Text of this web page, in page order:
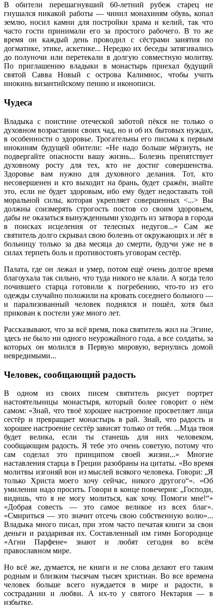
В обители перешагнувший 60-летний рубеж старец не
гнушался никакой работы — чинил монахиням обувь, копал
землю, носил камни для постройки храма и келий, так что
часто гости принимали его за простого рабочего. В то же
время он каждый день проводил с сёстрами занятия по
догматике, этике, аскетике... Нередко их беседы затягивались
до полуночи или перетекали в долгую совместную молитву.
По приглашению владыки в монастырь приехал будущий
святой Савва Новый с острова Калимнос, чтобы учить
инокинь византийскому пению и иконописи.
Чудеса
Владыка с поистине отеческой заботой пёкся не только о
духовном возрастании своих чад, но и об их бытовых нуждах,
в особенности о здоровье. Трогательны его письма к первым
инокиням будущей обители: «Не надо больше мёрзнуть, не
подвергайте опасности вашу жизнь... Болезнь препятствует
духовному росту для тех, кто не достиг совершенства.
Здоровье вам нужно для духовного делания. Тот, кто
несовершенен и кто выходит на брань, будет сражён, знайте
это, если не будет здоровым, ибо ему будет недоставать той
моральной силы, которая укрепляет совершенных <...> Вы
должны соизмерять строгость постов со своим здоровьем,
дабы не оказаться вынужденными уходить из затвора в города
в поисках исцеления от телесных недугов...» Сам же
святитель долго скрывал свою болезнь от окружающих и лёг в
больницу только за два месяца до смерти, будучи уже не в
силах терпеть боль и противостоять уговорам сестёр.
Палата, где он лежал и умер, потом ещё очень долгое время
благоухала так сильно, что туда никого не клали. А когда тело
почившего старца готовили к погребению, что-то из его
одежды случайно положили на кровать соседнего больного —
и парализованный человек поднялся и пошёл, хотя был
прикован к постели уже много лет.
Рассказывают, что за всё время, пока святитель жил на Эгине,
здесь не было ни одного неурожайного года, а все солдаты, за
которых он молился в Первую мировую, вернулись домой
невредимыми...
Человек, сообщающий радость
В одном из своих писем святитель рисует портрет
настоятельницы монастыря, который более говорит о нём
самом: «Знай, что твоё хорошее настроение просветляет лица
сестёр и превращает монастырь в рай. Знай, что радость и
хорошее настроение сестёр зависят только от тебя. ...Мзда твоя
будет велика, если ты станешь для них человеком,
сообщающим радость. Я тебе это очень советую, потому что
сам соделал это принципом своей жизни...» Многие
наставления старца в Греции разобраны на цитаты. «Во время
молитвы изгоняй вон из мыслей всякого человека. Говори: „Я
только Христа моего хочу сейчас, никого другого“». «Об
умилении надо просить. Говори в конце повечерия: „Господи,
видишь, что я не могу молиться, как хочу. Помоги мне!“»
«Добрая совесть — это самое великое из всех благ».
«Смириться — это значит отсечь свою собственную волю»...
Владыка много писал, при этом часто печатая книги за свои
деньги и раздаривая их. Составленный им гимн Богородице
«Агни Парфене» знают и любят сегодня во всём
православном мире.
Но всё же, думается, не книги и не слова делают его таким
родным и близким тысячам тысяч христиан. Во все времена
человек больше всего нуждается в мире и радости, в
сострадании и любви. А их-то у святого Нектария — в
избытке.